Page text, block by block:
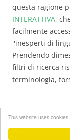
This website uses
questa ragione
INTERATTIVA,
facilmente
''inesperti di
Prendendo
filtri di ricerca
terminologia,
Online dal 2015
Informazioni legali-